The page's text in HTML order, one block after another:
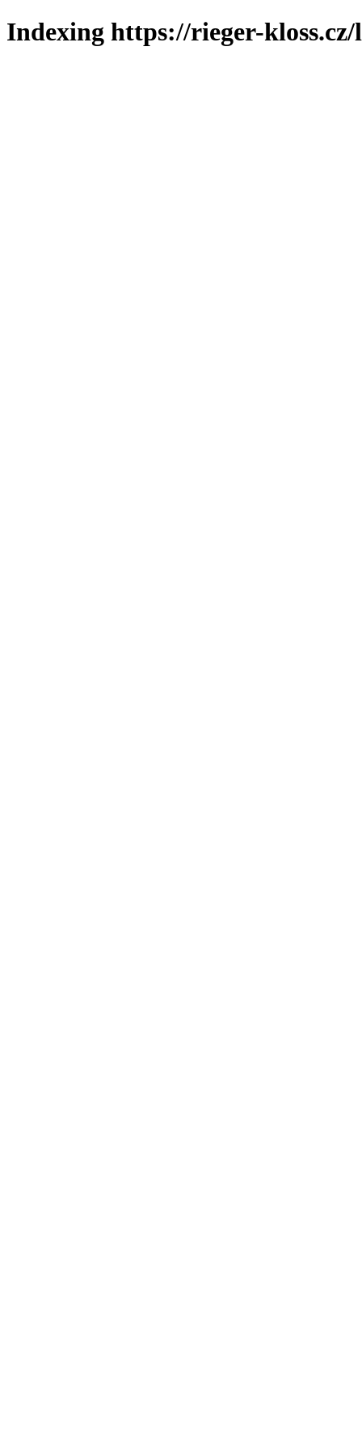
Indexing https://rieger-